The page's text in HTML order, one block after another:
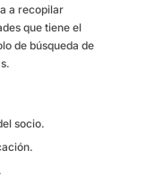
a recopilar
que tiene el
de búsqueda de
socio.